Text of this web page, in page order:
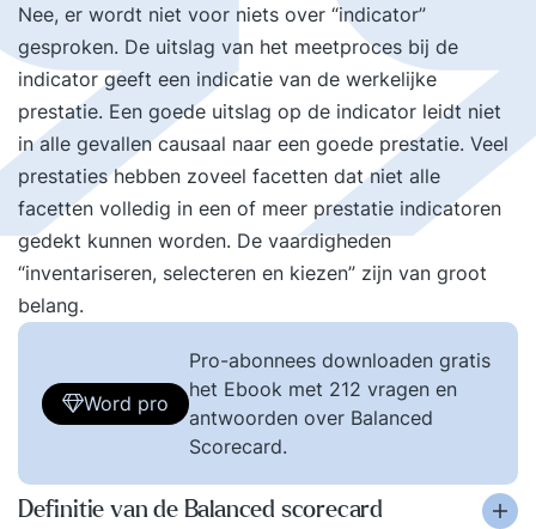
Nee, er wordt niet voor niets over “indicator”
gesproken. De uitslag van het meetproces bij de
indicator geeft een indicatie van de werkelijke
prestatie. Een goede uitslag op de indicator leidt niet
in alle gevallen causaal naar een goede prestatie. Veel
prestaties hebben zoveel facetten dat niet alle
facetten volledig in een of meer prestatie indicatoren
gedekt kunnen worden. De vaardigheden
“inventariseren, selecteren en kiezen” zijn van groot
belang.
Word pro
Pro-abonnees downloaden gratis
het Ebook met 212 vragen en
antwoorden over Balanced
Scorecard.
Definitie van de Balanced scorecard